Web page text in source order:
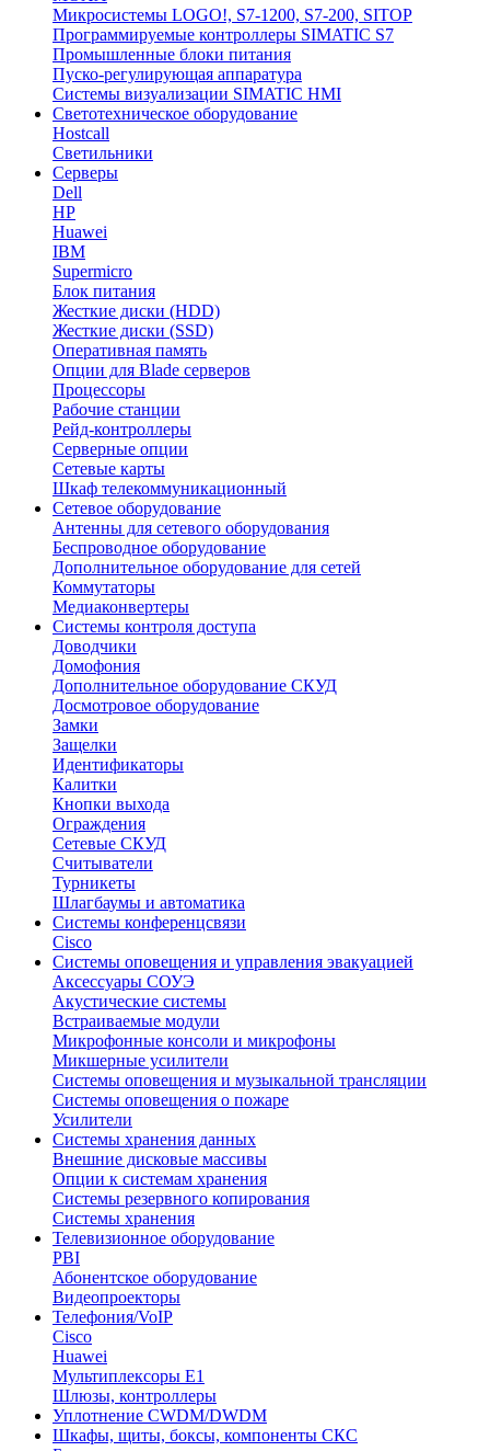
Микросистемы LOGO!, S7-1200, S7-200, SITOP
Программируемые контроллеры SIMATIC S7
Промышленные блоки питания
Пуско-регулирующая аппаратура
Системы визуализации SIMATIC HMI
Светотехническое оборудование
Hostcall
Светильники
Серверы
Dell
HP
Huawei
IBM
Supermicro
Блок питания
Жесткие диски (HDD)
Жесткие диски (SSD)
Оперативная память
Опции для Blade серверов
Процессоры
Рабочие станции
Рейд-контроллеры
Серверные опции
Сетевые карты
Шкаф телекоммуникационный
Сетевое оборудование
Антенны для сетевого оборудования
Беспроводное оборудование
Дополнительное оборудование для сетей
Коммутаторы
Медиаконвертеры
Системы контроля доступа
Доводчики
Домофония
Дополнительное оборудование СКУД
Досмотровое оборудование
Замки
Защелки
Идентификаторы
Калитки
Кнопки выхода
Ограждения
Сетевые СКУД
Считыватели
Турникеты
Шлагбаумы и автоматика
Системы конференцсвязи
Cisco
Системы оповещения и управления эвакуацией
Аксессуары СОУЭ
Акустические системы
Встраиваемые модули
Микрофонные консоли и микрофоны
Микшерные усилители
Системы оповещения и музыкальной трансляции
Системы оповещения о пожаре
Усилители
Системы хранения данных
Внешние дисковые массивы
Опции к системам хранения
Системы резервного копирования
Системы хранения
Телевизионное оборудование
PBI
Абонентское оборудование
Видеопроекторы
Телефония/VoIP
Cisco
Huawei
Мультиплексоры E1
Шлюзы, контроллеры
Уплотнение CWDM/DWDM
Шкафы, щиты, боксы, компоненты СКС